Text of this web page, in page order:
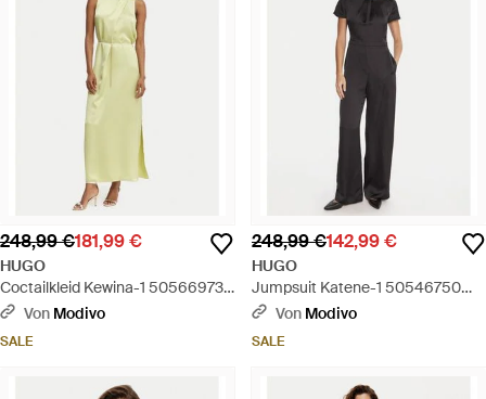
248,99 €181,99 €
HUGO
Coctailkleid Kewina-1 50566973
Slim Fit - Gelb
Von Modivo
SALE
248,99 €142,99 €
HUGO
Jumpsuit Katene-1 50546750
Regular Fit - Schwarz
Von Modivo
SALE